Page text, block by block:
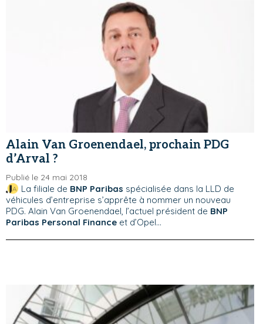
Alain Van Groenendael, prochain PDG
d’Arval ?
Publié le 24 mai 2018
La filiale de BNP Paribas spécialisée dans la LLD de
véhicules d’entreprise s’apprête à nommer un nouveau
PDG. Alain Van Groenendael, l’actuel président de BNP
Paribas Personal Finance et d’Opel...